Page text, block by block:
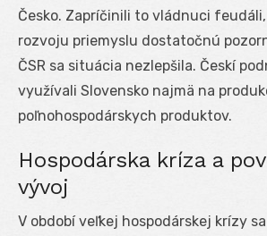
Česko. Zapríčinili to vládnuci
rozvoju priemyslu dostatočnú
ČSR sa situácia nezlepšila. Českí
využívali Slovensko najmä na
poľnohospodárskych produktov.
Hospodárska kríza a
vývoj
V období veľkej hospodárskej krízy